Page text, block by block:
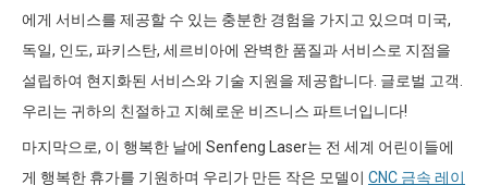
에게 서비스를 제공할 수 있는 충분한 경험을 가지고 있으며 미국,
독일, 인도, 파키스탄, 세르비아에 완벽한 품질과 서비스로 지점을
설립하여 현지화된 서비스와 기술 지원을 제공합니다. 글로벌 고객.
우리는 귀하의 친절하고 지혜로운 비즈니스 파트너입니다!
마지막으로, 이 행복한 날에 Senfeng Laser는 전 세계 어린이들에
게 행복한 휴가를 기원하며 우리가 만든 작은 모델이 CNC 금속 레이